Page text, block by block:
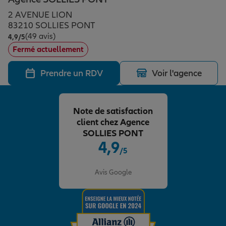
Assurance emprunteur
Prévoyance et dépendance
Assurance animal de compagnie
Protection de la famille
Protection juridique
Épargne & retraite
Plan épargne retraite
Assurance vie
Placements financiers
Investissements immobiliers
Transmission
Vos projets
Partir en vacances
Départ à la retraite
Préparer l’avenir
Conseil assurance
Assurance habitation
Le Pack Famille
Allianz en France
2 AVENUE LION
83210 SOLLIES PONT
4,9/5Note de 4.9 sur 5
(49 avis)
Fermé actuellement
Prendre un RDV Voir l'agence
4,9/5
Avis Google
Note de satisfaction
client chez Agence
SOLLIES PONT